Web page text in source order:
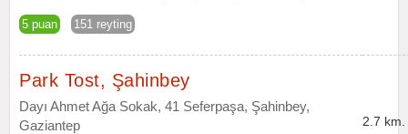
5 puan 151 reyting
Park Tost, Şahinbey
Dayı Ahmet Ağa Sokak, 41 Seferpaşa, Şahinbey,
Gaziantep
2.7 km.